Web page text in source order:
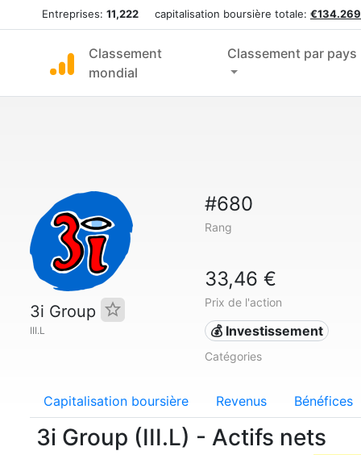
Entreprises: 11,222 capitalisation boursière totale:
Classement
mondial
Classement par pays
3i Group
III.L
#680
Rang
33,46 €
Prix de l'action
💰 Investissement
Catégories
Capitalisation boursière Revenus Bénéfices
3i Group (III.L) - Actifs nets